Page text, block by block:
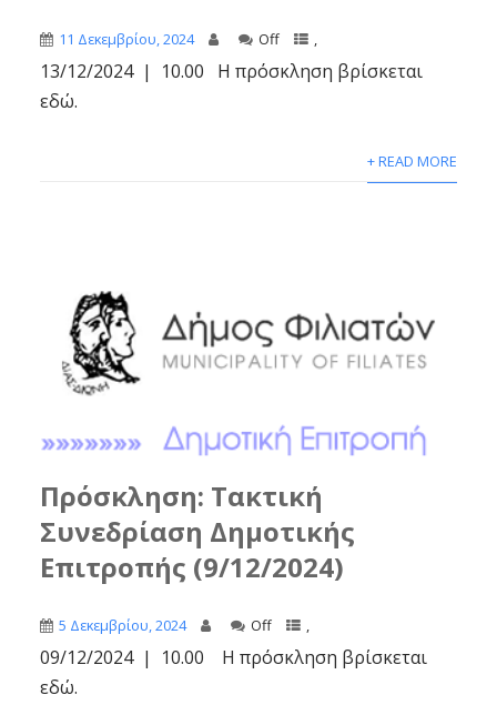
11 Δεκεμβρίου, 2024 Off ,
13/12/2024 | 10.00 Η πρόσκληση βρίσκεται
εδώ.
+ READ MORE
Πρόσκληση: Τακτική
Συνεδρίαση Δημοτικής
Επιτροπής (9/12/2024)
5 Δεκεμβρίου, 2024 Off ,
09/12/2024 | 10.00 Η πρόσκληση βρίσκεται
εδώ.